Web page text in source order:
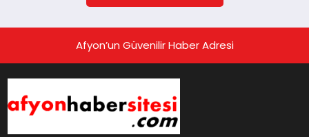
Afyon’un Güvenilir Haber Adresi